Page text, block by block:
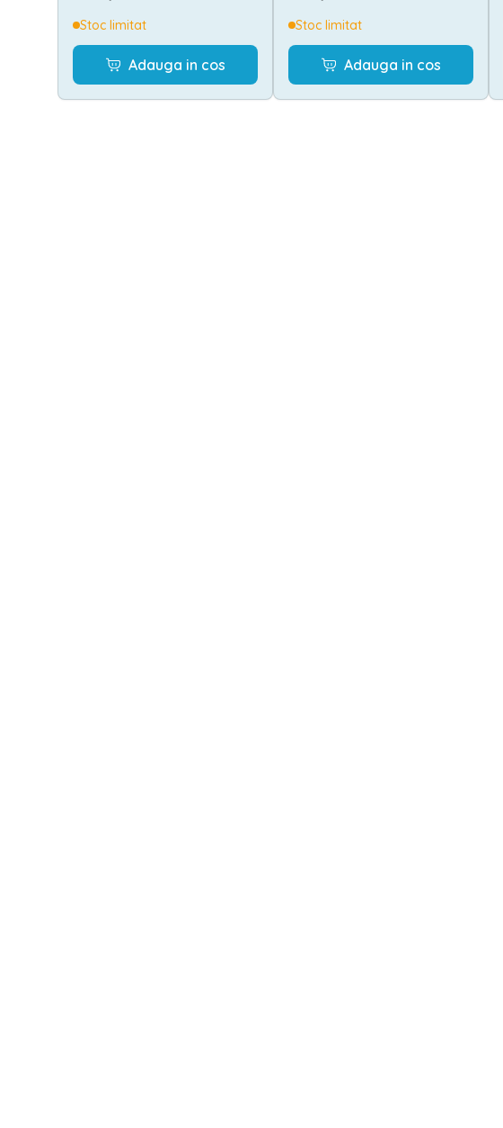
inclusa, Grey
Stoc limitat
Adauga in cos
Stoc limitat
Adauga in cos